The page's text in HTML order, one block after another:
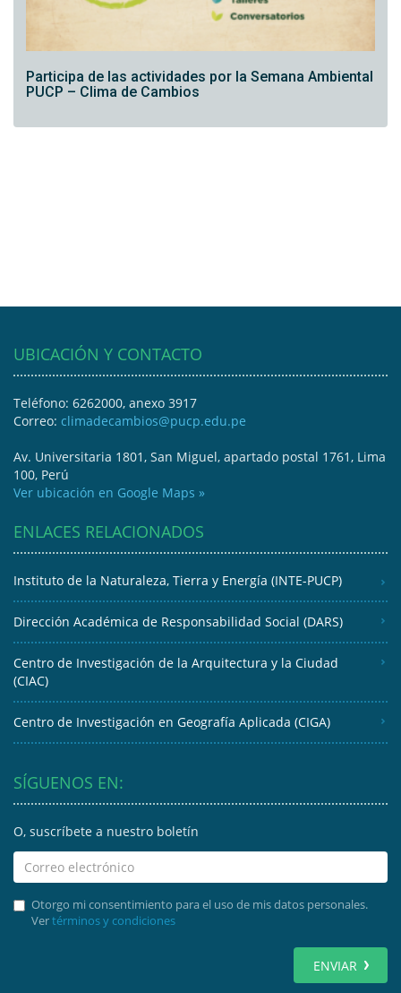
Participa de las actividades por la Semana Ambiental
PUCP – Clima de Cambios
UBICACIÓN Y CONTACTO
Teléfono: 6262000, anexo 3917
Correo: climadecambios@pucp.edu.pe
Av. Universitaria 1801, San Miguel, apartado postal 1761, Lima
100, Perú
Ver ubicación en Google Maps »
ENLACES RELACIONADOS
Instituto de la Naturaleza, Tierra y Energía (INTE-PUCP)
Dirección Académica de Responsabilidad Social (DARS)
Centro de Investigación de la Arquitectura y la Ciudad
(CIAC)
Centro de Investigación en Geografía Aplicada (CIGA)
SÍGUENOS EN:
O, suscríbete a nuestro boletín
Otorgo mi consentimiento para el uso de mis datos personales.
Vertérminos y condiciones
ENVIAR